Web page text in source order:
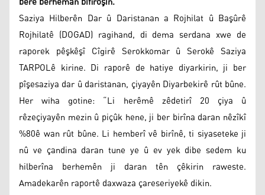
Saziya Hilberên Dar û Daristanan a Rojhilat û Başûrê
Rojhilatê (DOGAD) ragihand, di dema serdana xwe de
raporek pêşkêşî Cîgirê Serokkomar û Serokê Saziya
TARPOLê kirine. Di raporê de hatiye diyarkirin, ji ber
pîşesaziya dar û daristanan, çiyayên Diyarbekirê rût bûne.
Her wiha gotine: “Li herêmê zêdetirî 20 çiya û
rêzeçiyayên mezin û piçûk hene, ji ber birîna daran nêzîkî
%80ê wan rût bûne. Li hemberî vê birînê, ti siyaseteke ji
nû ve çandina daran tune ye û ev yek dibe sedem ku
hilberîna berhemên ji daran tên çêkirin raweste.
Amadekarên raportê daxwaza çareseriyekê dikin.